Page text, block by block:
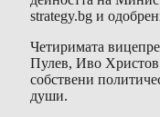
strategy.bg и
Четиримата
Пулев, Иво
собствени
души.